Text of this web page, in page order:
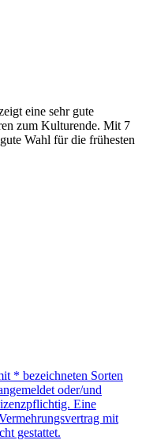
eine sehr gute
zum Kulturende. Mit 7
Wahl für die frühesten
* bezeichneten Sorten
oder/und
Eine
mit
gestattet.